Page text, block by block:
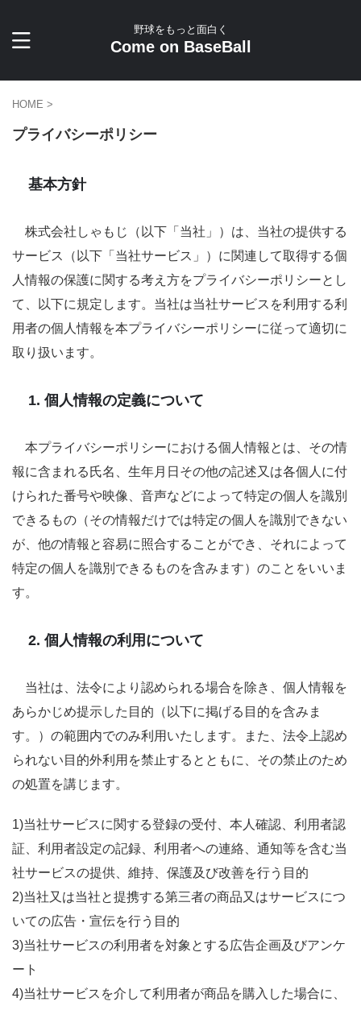
野球をもっと面白く
Come on BaseBall
HOME >
プライバシーポリシー
基本方針
株式会社しゃもじ（以下「当社」）は、当社の提供する
サービス（以下「当社サービス」）に関連して取得する個
人情報の保護に関する考え方をプライバシーポリシーとし
て、以下に規定します。当社は当社サービスを利用する利
用者の個人情報を本プライバシーポリシーに従って適切に
取り扱います。
1. 個人情報の定義について
本プライバシーポリシーにおける個人情報とは、その情
報に含まれる氏名、生年月日その他の記述又は各個人に付
けられた番号や映像、音声などによって特定の個人を識別
できるもの（その情報だけでは特定の個人を識別できない
が、他の情報と容易に照合することができ、それによって
特定の個人を識別できるものを含みます）のことをいいま
す。
2. 個人情報の利用について
当社は、法令により認められる場合を除き、個人情報を
あらかじめ提示した目的（以下に掲げる目的を含みま
す。）の範囲内でのみ利用いたします。また、法令上認め
られない目的外利用を禁止するとともに、その禁止のため
の処置を講じます。
1)当社サービスに関する登録の受付、本人確認、利用者認
証、利用者設定の記録、利用者への連絡、通知等を含む当
社サービスの提供、維持、保護及び改善を行う目的
2)当社又は当社と提携する第三者の商品又はサービスにつ
いての広告・宣伝を行う目的
3)当社サービスの利用者を対象とする広告企画及びアンケ
ート
4)当社サービスを介して利用者が商品を購入した場合に、